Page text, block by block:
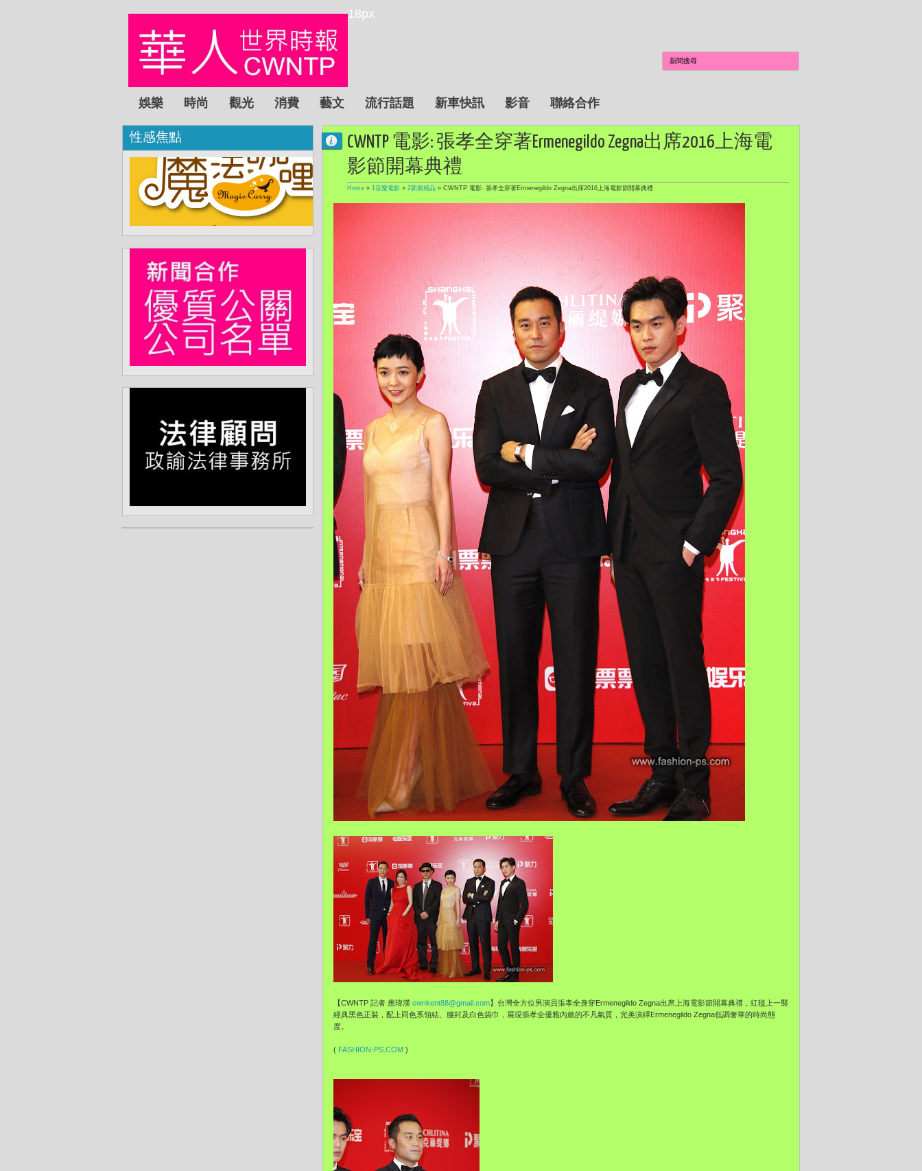
18px
娛樂 時尚 觀光 消費 藝文 流行話題 新車快訊 影音 聯絡合作
CWNTP 電影: 張孝全穿著Ermenegildo Zegna出席2016上海電
影節開幕典禮
Home » 1音樂電影 » 2新裝精品 » CWNTP 電影: 張孝全穿著Ermenegildo Zegna出席2016上海電影節開幕典禮
【CWNTP 記者 應瑋漢 cwnkent88@gmail.com】台灣全方位男演員張孝全身穿Ermenegildo Zegna出席上海電影節開幕典禮，紅毯上一襲
經典黑色正裝，配上同色系領結、腰封及白色袋巾，展現張孝全優雅內斂的不凡氣質，完美演繹Ermenegildo Zegna低調奢華的時尚態
度。
( FASHION-PS.COM )
性感焦點